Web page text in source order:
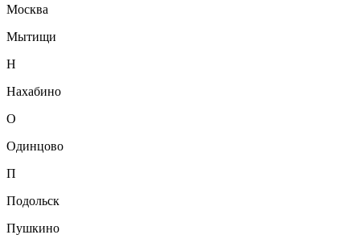
Москва
Мытищи
Н
Нахабино
О
Одинцово
П
Подольск
Пушкино